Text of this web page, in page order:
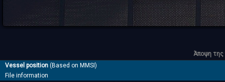
Άποψη της
Vessel position (Based on MMSI)
File information